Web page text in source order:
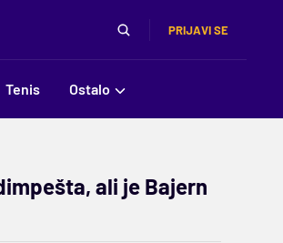
PRIJAVI SE
Tenis Ostalo
ali je Bajern